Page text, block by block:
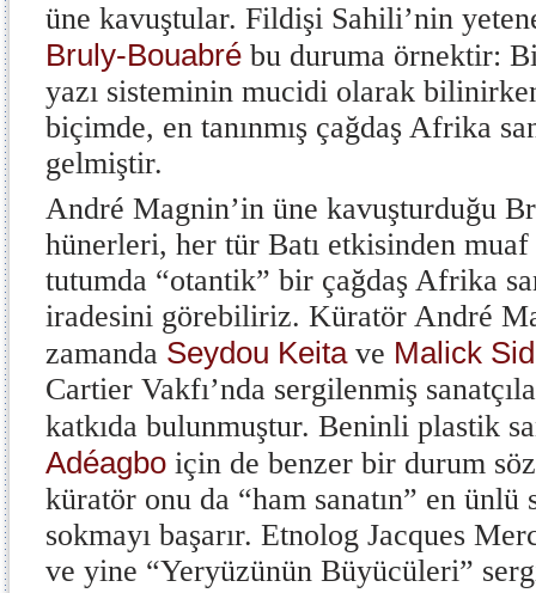
üne kavuştular. Fildişi Sahili’nin
Bruly-Bouabré bu duruma örnektir:
yazı sisteminin mucidi olarak
biçimde, en tanınmış çağdaş Afrika
gelmiştir.
André Magnin’in üne kavuşturduğu
hünerleri, her tür Batı etkisinden
tutumda “otantik” bir çağdaş Afrika
iradesini görebiliriz. Küratör André
zamanda Seydou Keitave Malick
Cartier Vakfı’nda sergilenmiş
katkıda bulunmuştur. Beninli plastik
Adéagbo için de benzer bir durum
küratör onu da “ham sanatın” en ünlü
sokmayı başarır. Etnolog Jacques
ve yine “Yeryüzünün Büyücüleri”